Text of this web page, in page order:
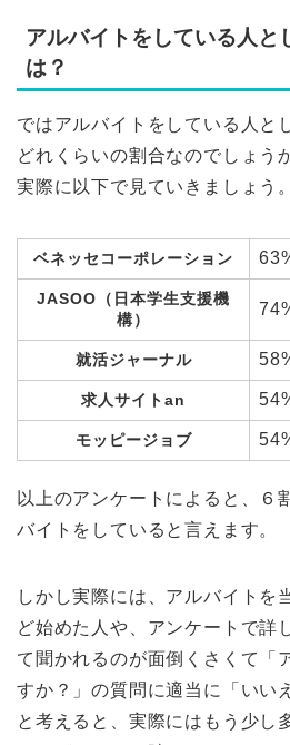
アルバイトをしている人と
は？
ではアルバイトをしている人と
どれくらいの割合なのでしょう
実際に以下で見ていきましょう。
ベネッセコーポレーション
JASOO（日本学生支援機
構）
就活ジャーナル
求人サイトan
モッピージョブ
以上のアンケートによると、６
バイトをしていると言えます。
しかし実際には、アルバイトを
ど始めた人や、アンケートで詳
て聞かれるのが面倒くさくて「
すか？」の質問に適当に「いい
と考えると、実際にはもう少し